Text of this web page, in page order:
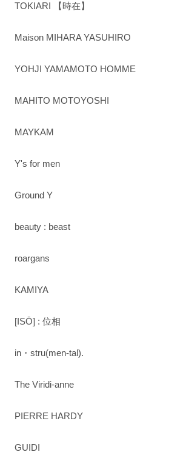
TOKIARI 【時在】
Maison MIHARA YASUHIRO
YOHJI YAMAMOTO HOMME
MAHITO MOTOYOSHI
MAYKAM
Y's for men
Ground Y
beauty : beast
roargans
KAMIYA
[ISŌ] : 位相
in・stru(men-tal).
The Viridi-anne
PIERRE HARDY
GUIDI